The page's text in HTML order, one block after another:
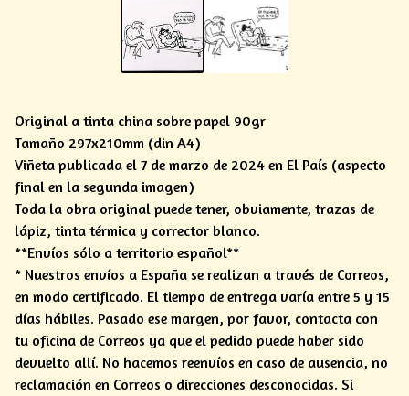
Original a tinta china sobre papel 90gr
Tamaño 297x210mm (din A4)
Viñeta publicada el 7 de marzo de 2024 en El País (aspecto
final en la segunda imagen)
Toda la obra original puede tener, obviamente, trazas de
lápiz, tinta térmica y corrector blanco.
**Envíos sólo a territorio español**
* Nuestros envíos a España se realizan a través de Correos,
en modo certificado. El tiempo de entrega varía entre 5 y 15
días hábiles. Pasado ese margen, por favor, contacta con
tu oficina de Correos ya que el pedido puede haber sido
devuelto allí. No hacemos reenvíos en caso de ausencia, no
reclamación en Correos o direcciones desconocidas. Si